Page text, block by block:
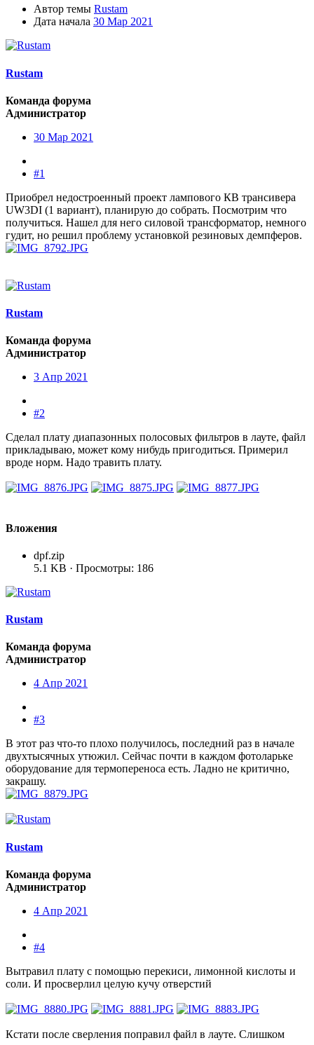
Автор темы Rustam
Дата начала 30 Мар 2021
Rustam
Команда форума
Администратор
30 Мар 2021
#1
Приобрел недостроенный проект лампового КВ трансивера
UW3DI (1 вариант), планирую до собрать. Посмотрим что
получиться. Нашел для него силовой трансформатор, немного
гудит, но решил проблему установкой резиновых демпферов.
Rustam
Команда форума
Администратор
3 Апр 2021
#2
Сделал плату диапазонных полосовых фильтров в лауте, файл
прикладываю, может кому нибудь пригодиться. Примерил
вроде норм. Надо травить плату.
Вложения
dpf.zip
5.1 KB · Просмотры: 186
Rustam
Команда форума
Администратор
4 Апр 2021
#3
В этот раз что-то плохо получилось, последний раз в начале
двухтысячных утюжил. Сейчас почти в каждом фотоларьке
оборудование для термопереноса есть. Ладно не критично,
закрашу.
Rustam
Команда форума
Администратор
4 Апр 2021
#4
Вытравил плату с помощью перекиси, лимонной кислоты и
соли. И просверлил целую кучу отверстий
Кстати после сверления поправил файл в лауте. Слишком